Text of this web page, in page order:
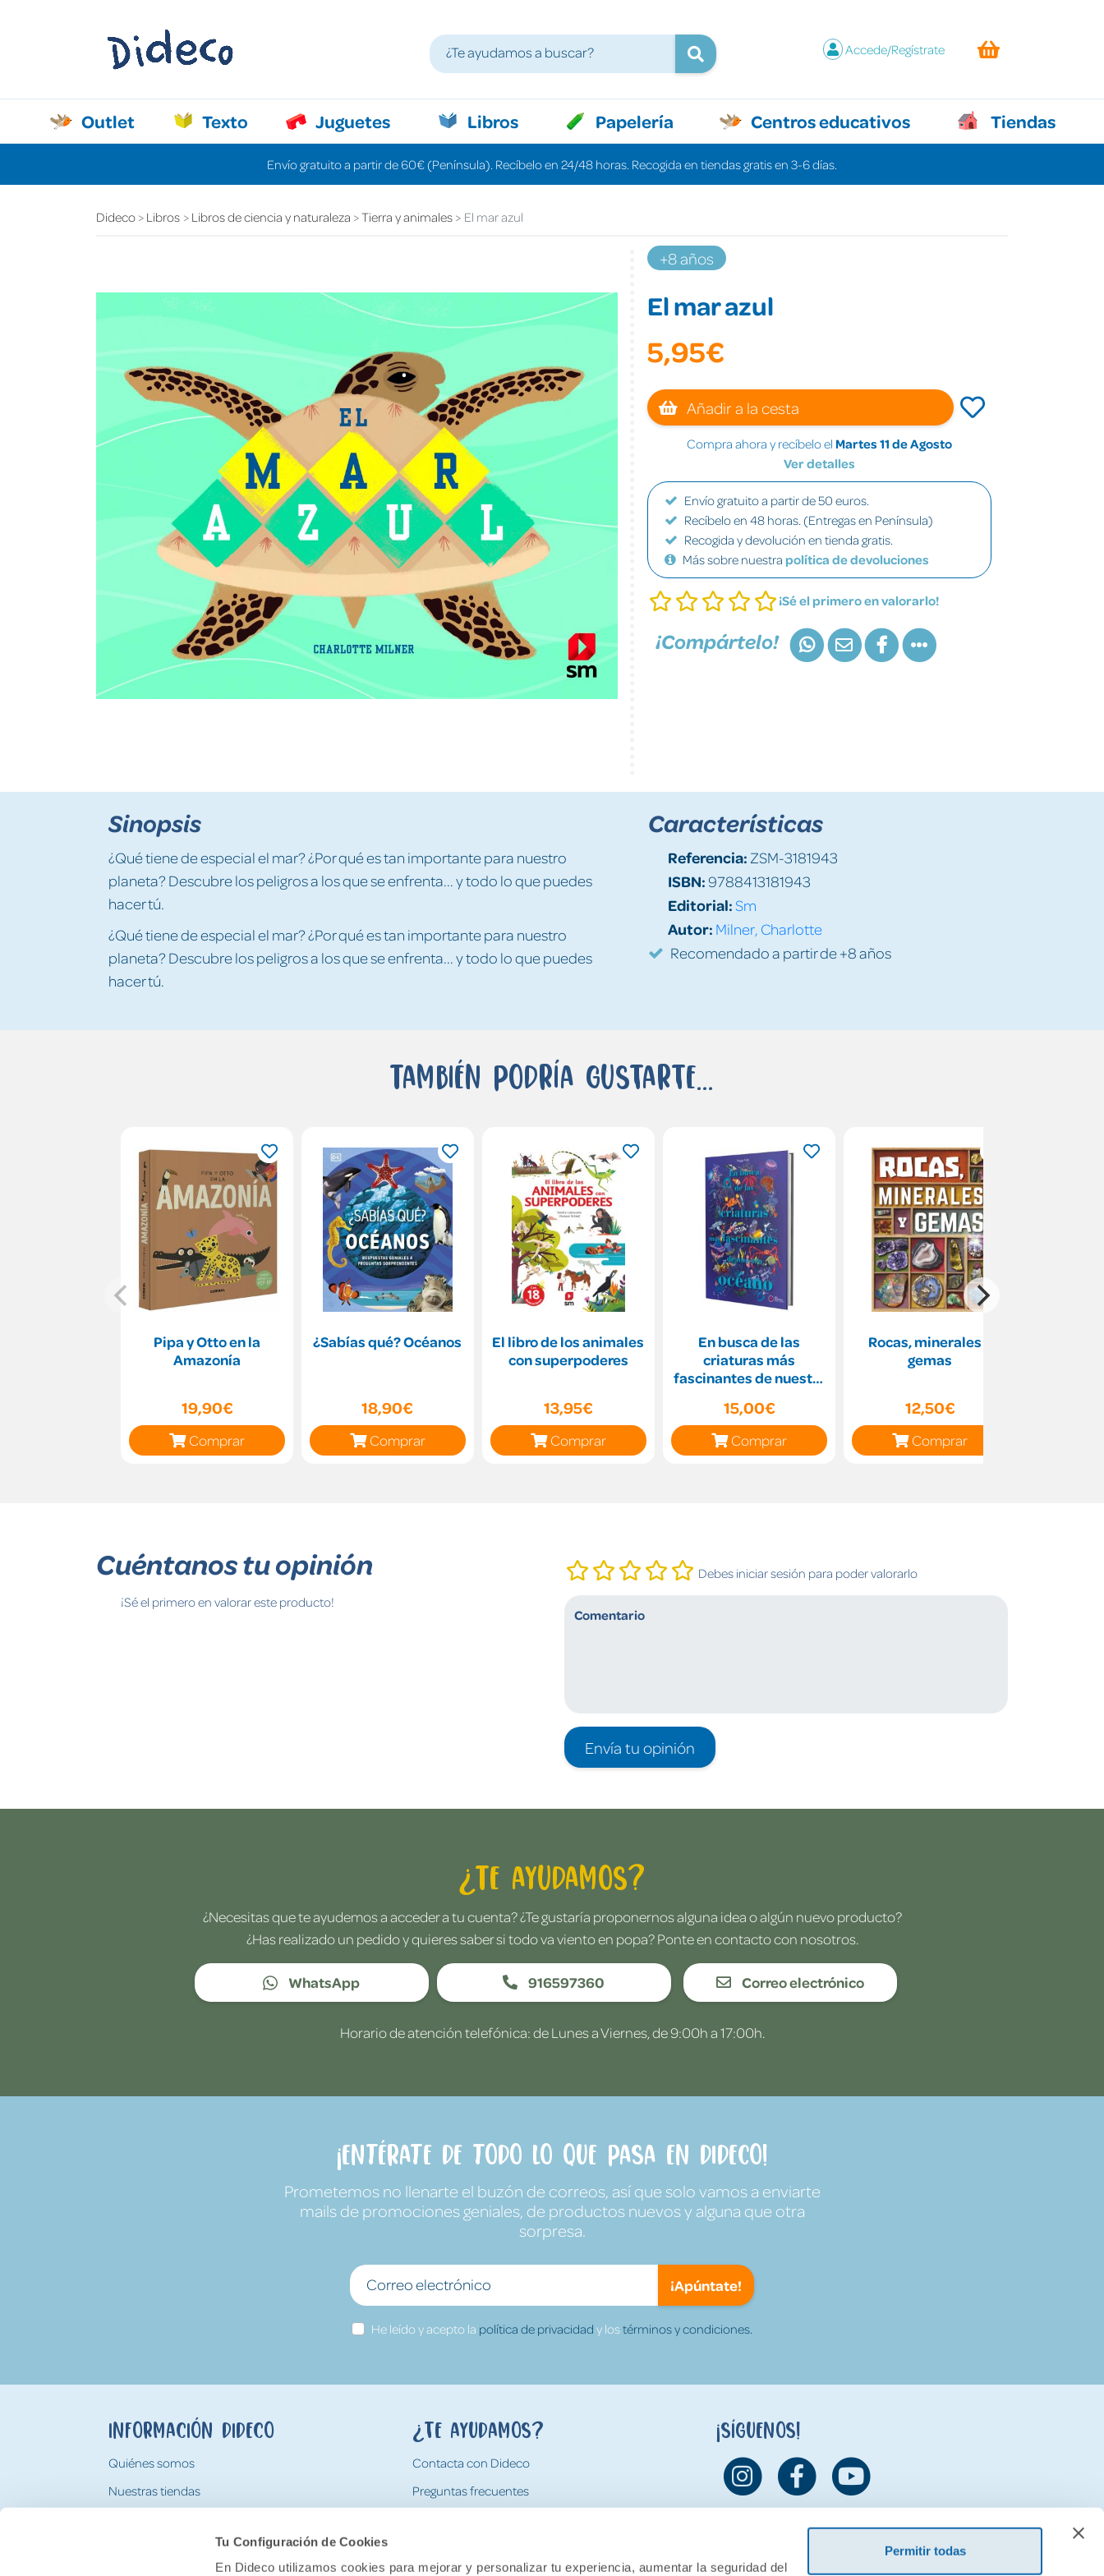
Tu Configuración de Cookies
En Dideco utilizamos cookies para mejorar y personalizar tu experiencia, aumentar la seguridad del
Permitir todas
Accede/Regístrate
Outlet Texto Juguetes Libros Papelería Centros educativos Tiendas
Envío gratuito a partir de 60€ (Península). Recíbelo en 24/48 horas. Recogida en tiendas gratis en 3-6 días.
Dideco Libros Libros de ciencia y naturaleza Tierra y animales El mar azul
+8 años
El mar azul
5,95€
Añadir a la cesta
Compra ahora y recíbelo el Martes 11 de Agosto
Ver detalles
Envío gratuito a partir de 50 euros.
Recíbelo en 48 horas. (Entregas en Península)
Recogida y devolución en tienda gratis.
Más sobre nuestra política de devoluciones
¡Sé el primero en valorarlo!
¡Compártelo!
Sinopsis
¿Qué tiene de especial el mar? ¿Por qué es tan importante para nuestro
planeta? Descubre los peligros a los que se enfrenta... y todo lo que puedes
hacer tú.
¿Qué tiene de especial el mar? ¿Por qué es tan importante para nuestro
planeta? Descubre los peligros a los que se enfrenta... y todo lo que puedes
hacer tú.
Características
Referencia: ZSM-3181943
ISBN:9788413181943
Editorial:Sm
Autor: Milner, Charlotte
Recomendado a partir de +8 años
También podría gustarte...
Pipa y Otto en la
Amazonía
19,90€
Comprar
¿Sabías qué? Océanos
18,90€
Comprar
El libro de los animales
con superpoderes
13,95€
Comprar
En busca de las
criaturas más
fascinantes de nuestro
15,00€
Comprar
Rocas, minerales y
gemas
12,50€
Comprar
Cuéntanos tu opinión
¡Sé el primero en valorar este producto!
Debes iniciar sesión para poder valorarlo
Envía tu opinión
¿Te ayudamos?
¿Necesitas que te ayudemos a acceder a tu cuenta? ¿Te gustaría proponernos alguna idea o algún nuevo producto?
¿Has realizado un pedido y quieres saber si todo va viento en popa? Ponte en contacto con nosotros.
WhatsApp 916597360 Correo electrónico
Horario de atención telefónica: de Lunes a Viernes, de 9:00h a 17:00h.
¡Entérate de todo lo que pasa en Dideco!
Prometemos no llenarte el buzón de correos, así que solo vamos a enviarte
mails de promociones geniales, de productos nuevos y alguna que otra
sorpresa.
¡Apúntate!
He leído y acepto la política de privacidad y lostérminos y condiciones.
Información Dideco
Quiénes somos
Nuestras tiendas
Tarjeta Regalo Dideco
¿Te ayudamos?
Contacta con Dideco
Preguntas frecuentes
¡Síguenos!